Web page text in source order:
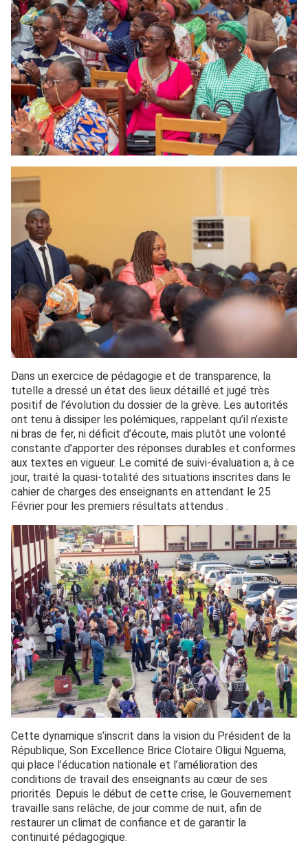
Dans un exercice de pédagogie et de transparence, la
tutelle a dressé un état des lieux détaillé et jugé très
positif de l’évolution du dossier de la grève. Les autorités
ont tenu à dissiper les polémiques, rappelant qu’il n’existe
ni bras de fer, ni déficit d’écoute, mais plutôt une volonté
constante d’apporter des réponses durables et conformes
aux textes en vigueur. Le comité de suivi-évaluation a, à ce
jour, traité la quasi-totalité des situations inscrites dans le
cahier de charges des enseignants en attendant le 25
Février pour les premiers résultats attendus .
Cette dynamique s’inscrit dans la vision du Président de la
République, Son Excellence Brice Clotaire Oligui Nguema,
qui place l’éducation nationale et l’amélioration des
conditions de travail des enseignants au cœur de ses
priorités. Depuis le début de cette crise, le Gouvernement
travaille sans relâche, de jour comme de nuit, afin de
restaurer un climat de confiance et de garantir la
continuité pédagogique.